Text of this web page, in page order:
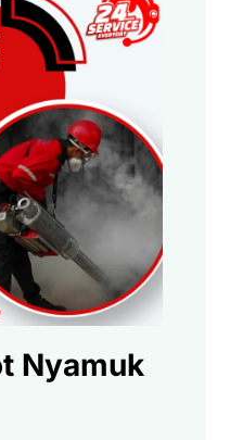
Nyamuk